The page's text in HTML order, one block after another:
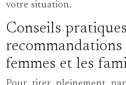
votre situation.
Conseils
femmes et les